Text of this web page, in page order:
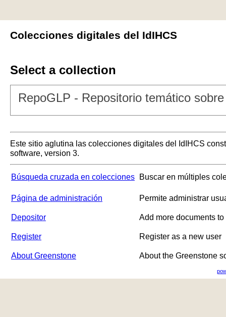
Colecciones digitales del IdIHCS
Select a collection
RepoGLP - Repositorio temático
Este sitio aglutina las colecciones digitales del IdIHCS
software, version 3.
Búsqueda cruzada en colecciones Buscar en múltiples
Página de administración Permite administrar
Depositor Add more documents
Register Register as a new user
About Greenstone About the Greenstone